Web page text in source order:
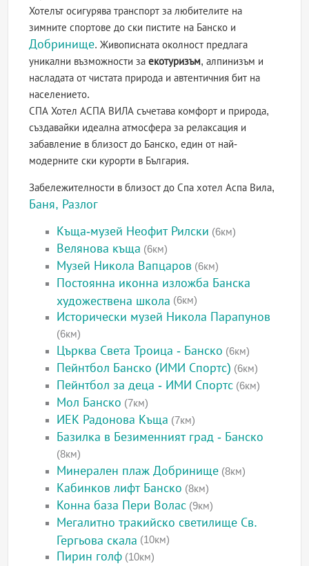
Хотелът осигурява транспорт за любителите на
зимните спортове до ски пистите на Банско и
Добринище. Живописната околност предлага
уникални възможности заекотуризъм, алпинизъм и
насладата от чистата природа и автентичния бит на
населението.
СПА Хотел АСПА ВИЛА съчетава комфорт и природа,
създавайки идеална атмосфера за релаксация и
забавление в близост до Банско, един от най-
модерните ски курорти в България.
Забележителности в близост до Спа хотел Аспа Вила,
Баня, Разлог
Къща-музей Неофит Рилски (6км)
Велянова къща (6км)
Музей Никола Вапцаров (6км)
Постоянна иконна изложба Банска
художествена школа (6км)
Исторически музей Никола Парапунов
(6км)
Църква Света Троица - Банско (6км)
Пейнтбол Банско (ИМИ Спортс) (6км)
Пейнтбол за деца - ИМИ Спортс (6км)
Мол Банско (7км)
ИЕК Радонова Къща (7км)
Базилка в Безименният град - Банско
(8км)
Минерален плаж Добринище (8км)
Кабинков лифт Банско (8км)
Конна база Пери Волас (9км)
Мегалитно тракийско светилище Св.
Гергьова скала (10км)
Пирин голф (10км)